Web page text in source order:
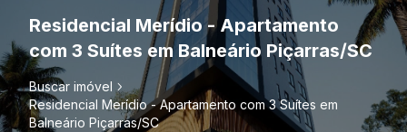
Residencial Merídio - Apartamento
com 3 Suítes em Balneário Piçarras/SC
Buscar imóvel
Residencial Merídio - Apartamento com 3 Suítes em
Balneário Piçarras/SC